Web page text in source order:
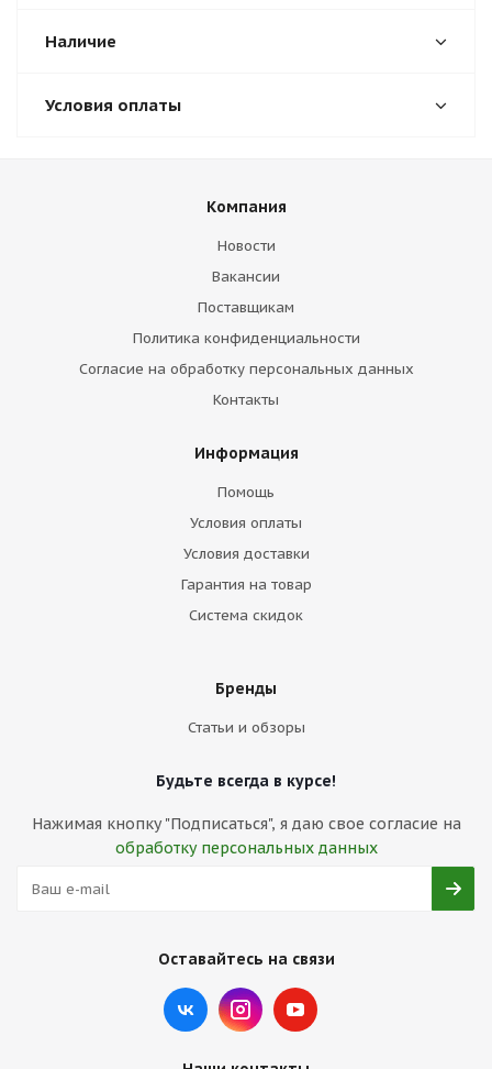
Наличие
Условия оплаты
Компания
Новости
Вакансии
Поставщикам
Политика конфиденциальности
Согласие на обработку персональных данных
Контакты
Информация
Помощь
Условия оплаты
Условия доставки
Гарантия на товар
Система скидок
Бренды
Статьи и обзоры
Будьте всегда в курсе!
Нажимая кнопку "Подписаться", я даю свое согласие на
обработку персональных данных
Оставайтесь на связи